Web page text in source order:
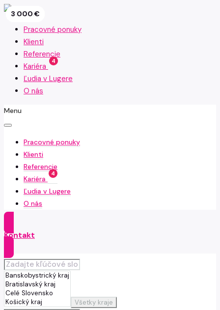
Pracovné ponuky
Klienti
Referencie
Kariéra
4
Ľudia v Lugere
O nás
Menu
Pracovné ponuky
Klienti
Referencie
Kariéra
4
Ľudia v Lugere
O nás
Kontakt
Všetky kraje
2 000 €
2 000 €
2 800 €
2 300 €
3 500 €
5 000 €
2 250 €
1 800 €
3 000 €